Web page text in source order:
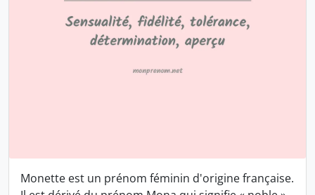
Monette est un prénom féminin d'origine française.